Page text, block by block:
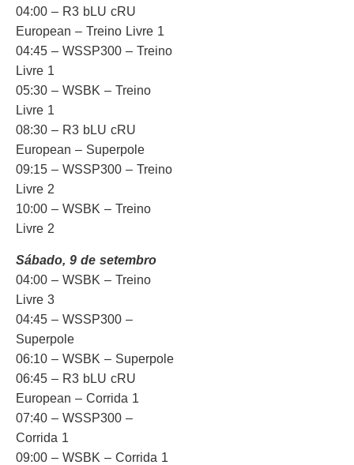
04:00 – R3 bLU cRU
European – Treino Livre 1
04:45 – WSSP300 – Treino
Livre 1
05:30 – WSBK – Treino
Livre 1
08:30 – R3 bLU cRU
European – Superpole
09:15 – WSSP300 – Treino
Livre 2
10:00 – WSBK – Treino
Livre 2
Sábado, 9 de setembro
04:00 – WSBK – Treino
Livre 3
04:45 – WSSP300 –
Superpole
06:10 – WSBK – Superpole
06:45 – R3 bLU cRU
European – Corrida 1
07:40 – WSSP300 –
Corrida 1
09:00 – WSBK – Corrida 1